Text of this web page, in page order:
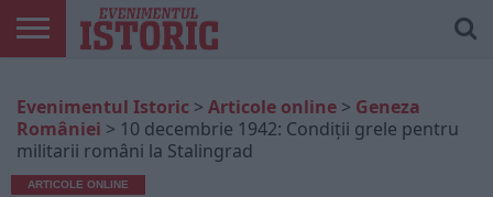
ONLINE
EDIȚII
TIPĂRITE
ISTORIC
PLAY
CONTUL
MEU
Evenimentul Istoric > Articole online > Geneza
României > 10 decembrie 1942: Condiții grele pentru
militarii români la Stalingrad
ARTICOLE ONLINE